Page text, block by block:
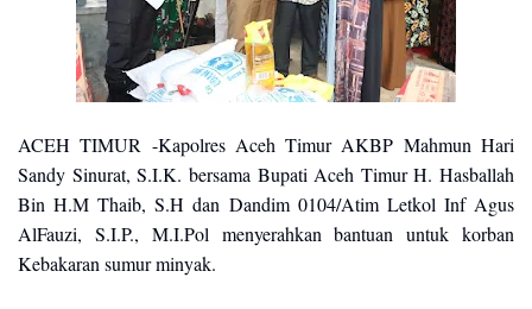
ACEH TIMUR -Kapolres Aceh Timur AKBP Mahmun Hari
Sandy Sinurat, S.I.K. bersama Bupati Aceh Timur H. Hasballah
Bin H.M Thaib, S.H dan Dandim 0104/Atim Letkol Inf Agus
AlFauzi, S.I.P., M.I.Pol menyerahkan bantuan untuk korban
Kebakaran sumur minyak.